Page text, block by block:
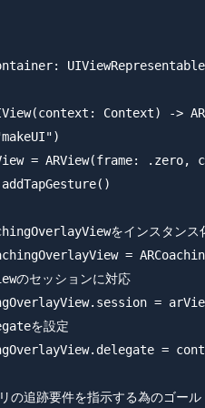
Context) ->
= ARView(frame: .zero,
をインスタンス
=
のセッションに対応
=
を設定
=
追跡要件を指示する為のゴール